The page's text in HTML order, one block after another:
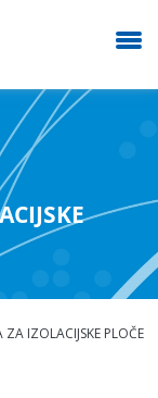
IZOLACIJSKE PLOČE